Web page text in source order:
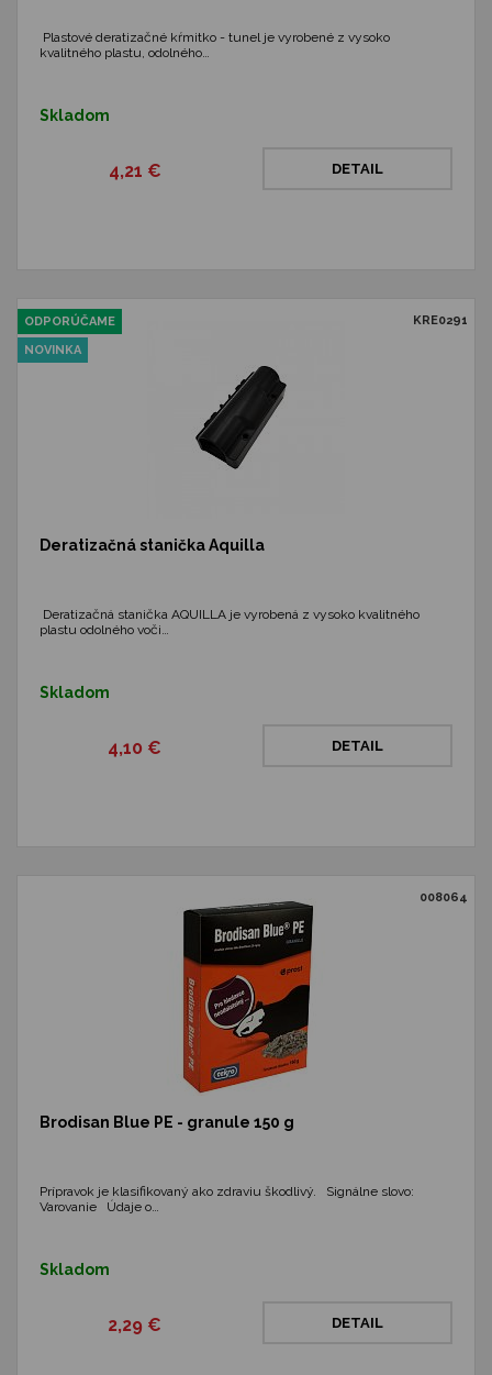
Plastové deratizačné kŕmitko - tunel je vyrobené z vysoko
kvalitného plastu, odolného…
Skladom
4,21 € DETAIL
KRE0291
ODPORÚČAME
NOVINKA
Deratizačná stanička Aquilla
Deratizačná stanička AQUILLA je vyrobená z vysoko kvalitného
plastu odolného voči…
Skladom
4,10 € DETAIL
008064
Brodisan Blue PE - granule 150 g
Prípravok je klasifikovaný ako zdraviu škodlivý. Signálne slovo:
Varovanie Údaje o…
Skladom
2,29 € DETAIL